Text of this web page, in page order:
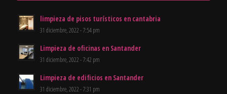
limpieza de pisos turísticos en cantabria
31 diciembre, 2022 - 7:54 pm
Limpieza de oficinas en Santander
31 diciembre, 2022 - 7:42 pm
Limpieza de edificios en Santander
31 diciembre, 2022 - 7:31 pm